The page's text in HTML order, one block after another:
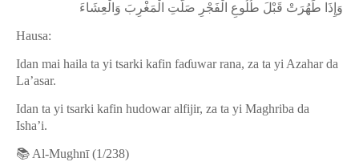
وَإِذَا طَهُرَتْ قَبْلَ طُلُوعِ الْفَجْرِ صَلَّتِ الْمَغْرِبَ وَالْعِشَاءَ
Hausa:
Idan mai haila ta yi tsarki kafin faɗuwar rana, za ta yi Azahar da
La’asar.
Idan ta yi tsarki kafin hudowar alfijir, za ta yi Maghriba da
Isha’i.
📚 Al-Mughnī (1/238)